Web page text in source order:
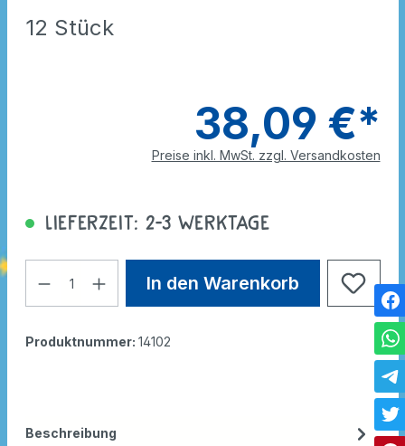
12 Stück
38,09 €*
Preise inkl. MwSt. zzgl. Versandkosten
Lieferzeit: 2-3 Werktage
In den Warenkorb
Produktnummer: 14102
Beschreibung